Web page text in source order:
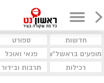
חדשות ספורט
מופעים בראשל"צ
פנאי ואוכל
רכילות
תרבות ובידור